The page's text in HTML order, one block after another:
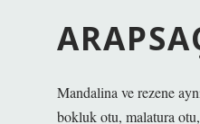
Mandalina ve rezene
bokluk otu, malatura